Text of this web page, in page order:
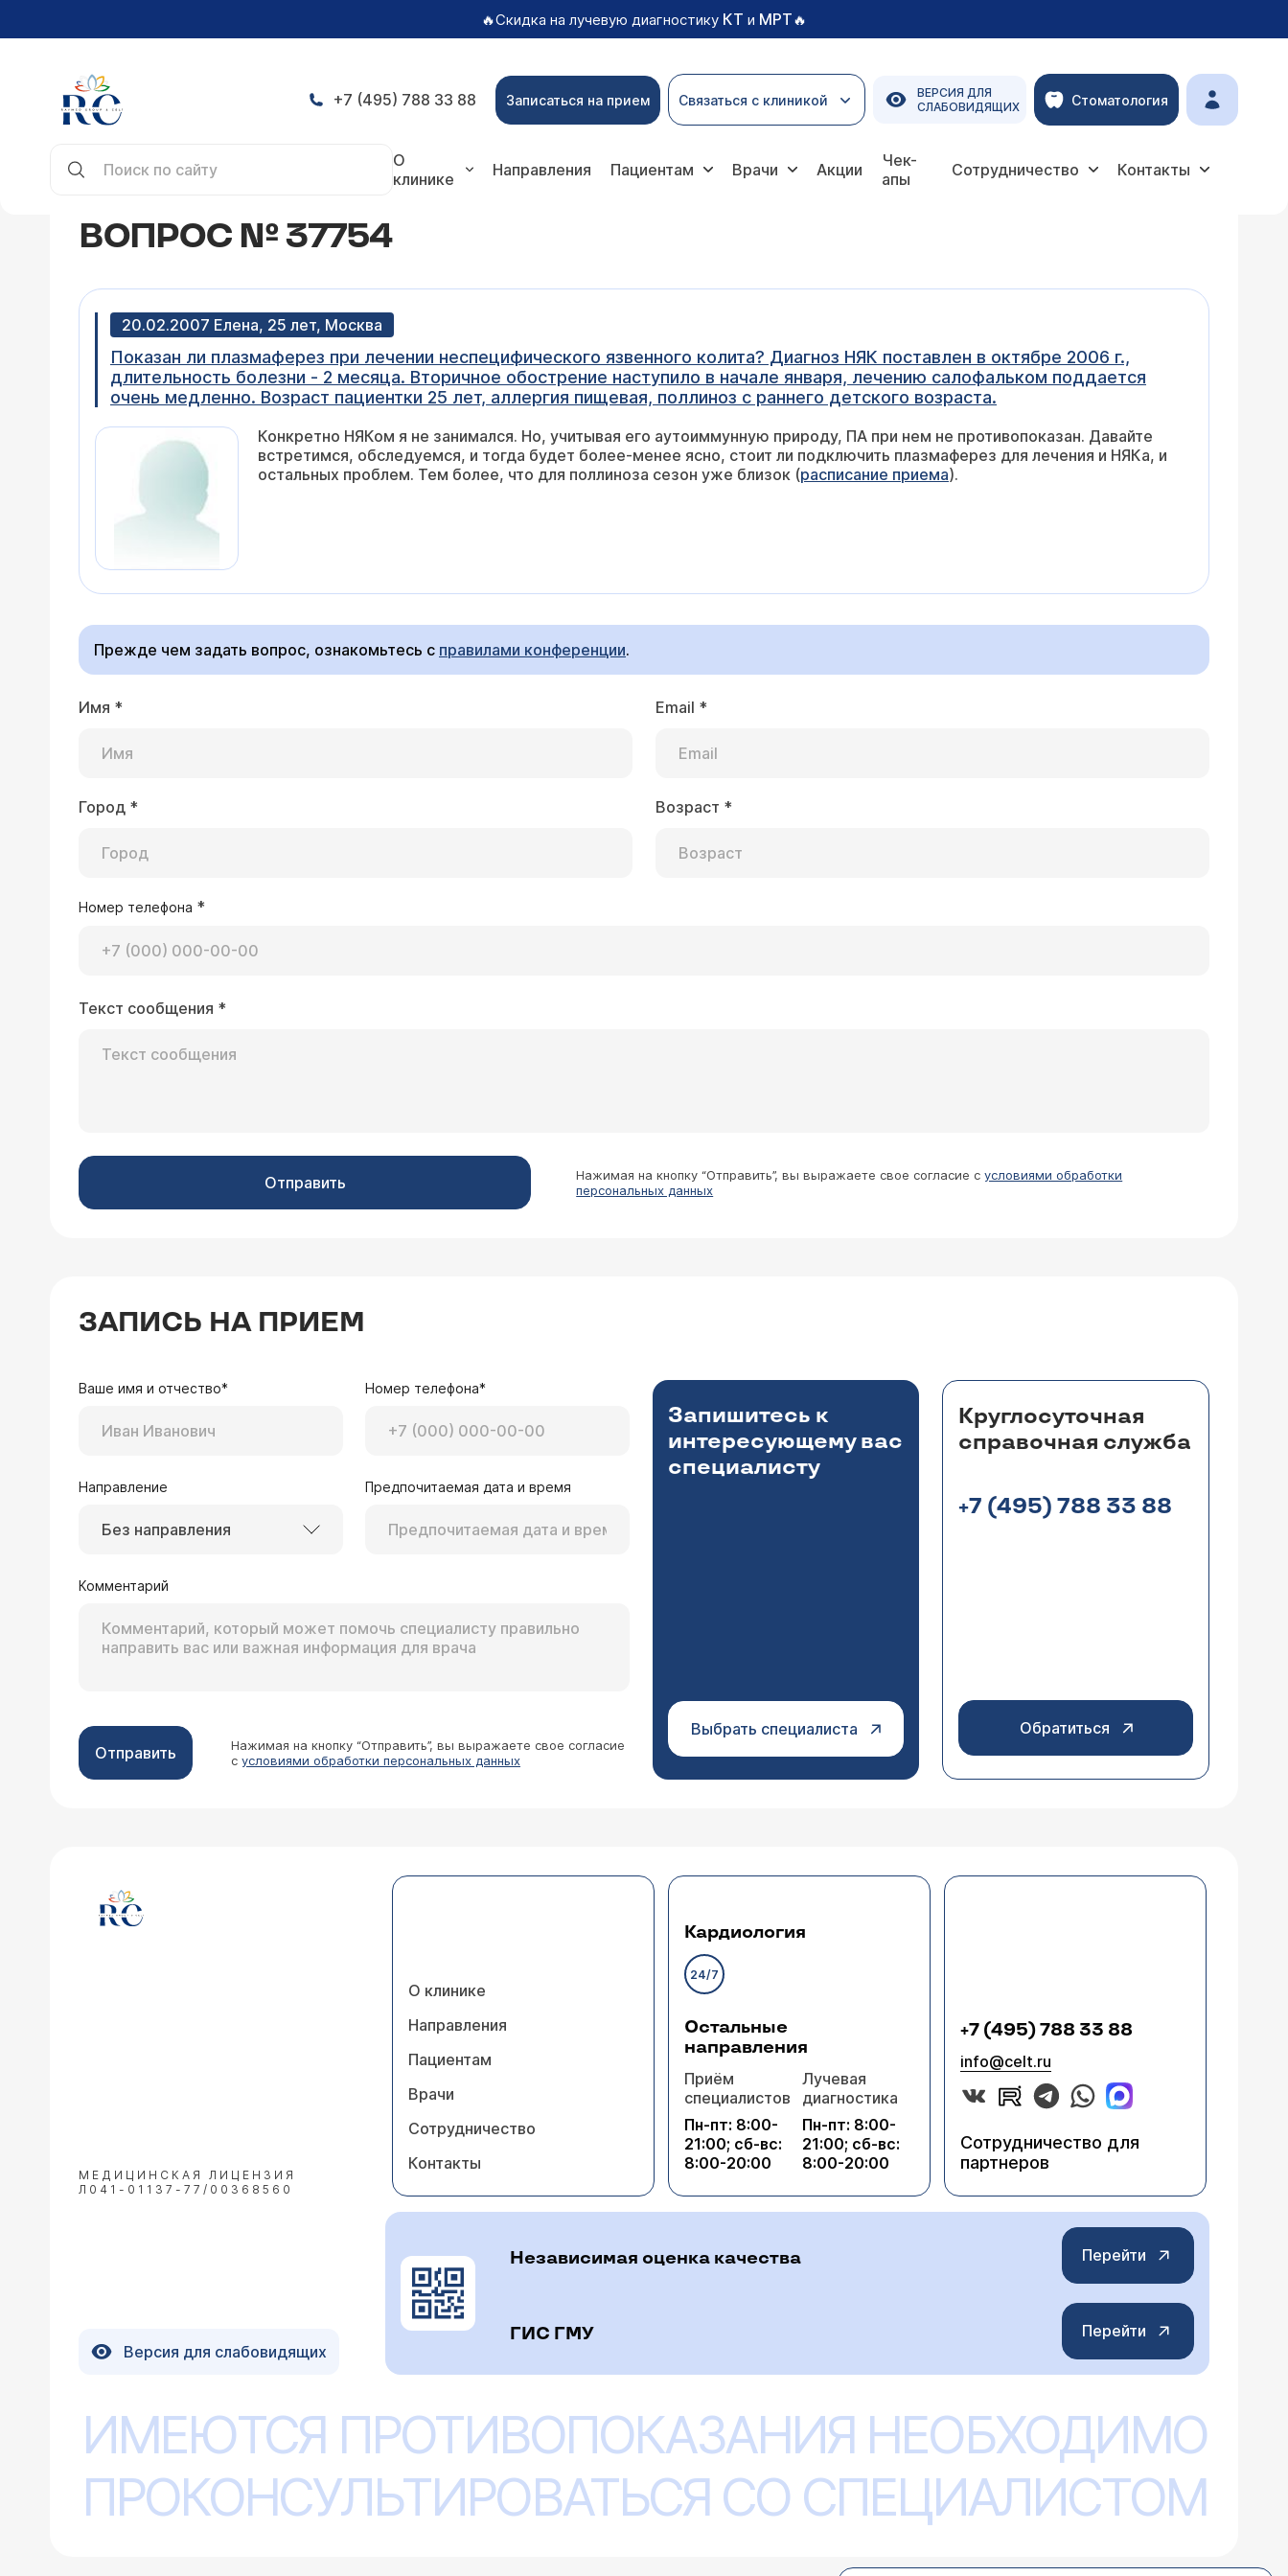
🔥Скидка на лучевую диагностику КТ и МРТ🔥
+7 (495) 788 33 88 Записаться на прием Связаться с клиникой
ВЕРСИЯ ДЛЯ
СЛАБОВИДЯЩИХ
Стоматология
О
клинике
Направления Пациентам Врачи Акции
Чек-
апы
Сотрудничество Контакты
ВОПРОС № 37754
20.02.2007 Елена, 25 лет, Москва
Показан ли плазмаферез при лечении неспецифического язвенного колита? Диагноз НЯК поставлен в октябре 2006 г.,
длительность болезни - 2 месяца. Вторичное обострение наступило в начале января, лечению салофальком поддается
очень медленно. Возраст пациентки 25 лет, аллергия пищевая, поллиноз с раннего детского возраста.
Конкретно НЯКом я не занимался. Но, учитывая его аутоиммунную природу, ПА при нем не противопоказан. Давайте
встретимся, обследуемся, и тогда будет более-менее ясно, стоит ли подключить плазмаферез для лечения и НЯКа, и
остальных проблем. Тем более, что для поллиноза сезон уже близок (расписание приема).
Прежде чем задать вопрос, ознакомьтесь с правилами конференции.
Имя * Email *
Город * Возраст *
Номер телефона *
Текст сообщения *
Отправить Нажимая на кнопку “Отправить”, вы выражаете свое согласие сусловиями обработки
персональных данных
ЗАПИСЬ НА ПРИЕМ
Ваше имя и отчество* Номер телефона*
Направление
Без направления
Предпочитаемая дата и время
Комментарий
Отправить
Нажимая на кнопку “Отправить”, вы выражаете свое согласие
с условиями обработки персональных данных
Запишитесь к
интересующему вас
специалисту
Выбрать специалиста
Круглосуточная
справочная служба
+7 (495) 788 33 88
Обратиться
МЕДИЦИНСКАЯ ЛИЦЕНЗИЯ
Л041-01137-77/00368560
О клинике
Направления
Пациентам
Врачи
Сотрудничество
Контакты
Кардиология
24/7
Остальные
направления
Приём
специалистов
Пн-пт: 8:00-
21:00; сб-вс:
8:00-20:00
Лучевая
диагностика
Пн-пт: 8:00-
21:00; сб-вс:
8:00-20:00
+7 (495) 788 33 88
info@celt.ru
Сотрудничество для
партнеров
Версия для слабовидящих
Независимая оценка качества Перейти
ГИС ГМУ Перейти
ИМЕЮТСЯ ПРОТИВОПОКАЗАНИЯ НЕОБХОДИМО
ПРОКОНСУЛЬТИРОВАТЬСЯ СО СПЕЦИАЛИСТОМ